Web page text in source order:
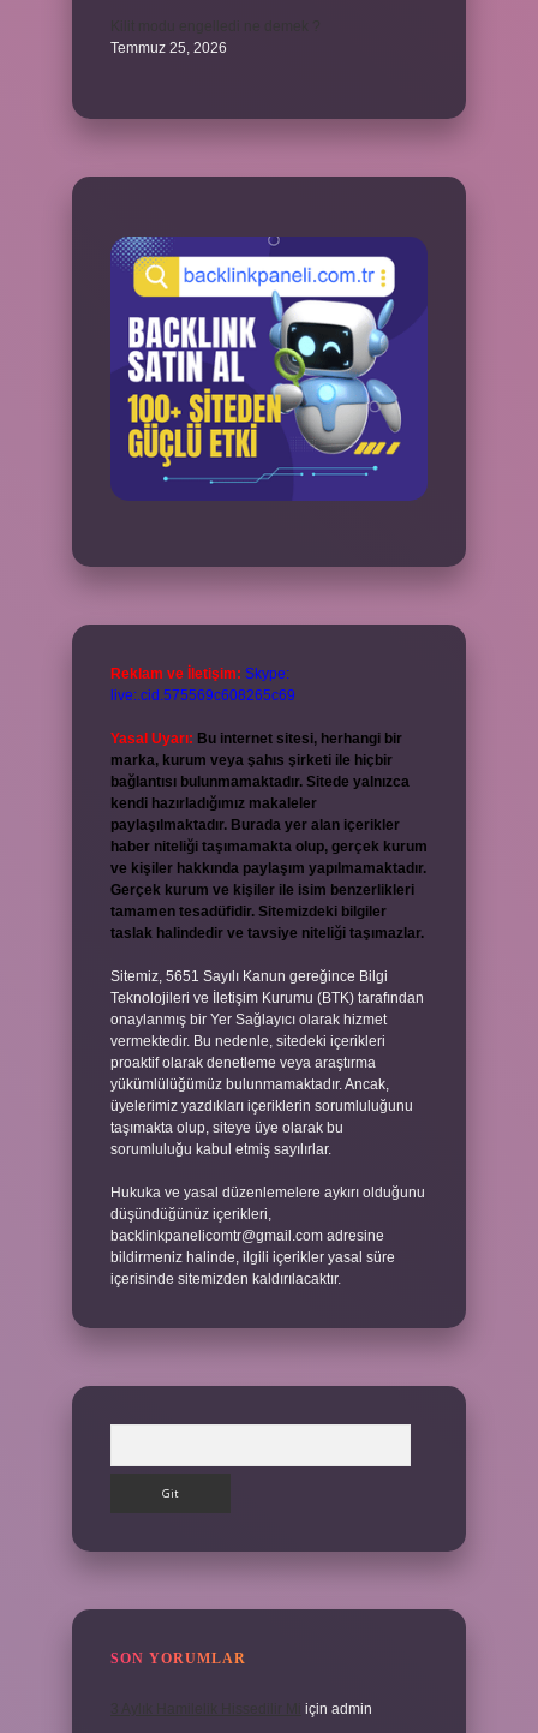
Temmuz 25, 2026
Reklam ve İletişim: Skype:
live:.cid.575569c608265c69
Yasal Uyarı: Bu internet sitesi, herhangi bir
marka, kurum veya şahıs şirketi ile hiçbir
bağlantısı bulunmamaktadır. Sitede yalnızca
kendi hazırladığımız makaleler
paylaşılmaktadır. Burada yer alan içerikler
haber niteliği taşımamakta olup, gerçek kurum
ve kişiler hakkında paylaşım yapılmamaktadır.
Gerçek kurum ve kişiler ile isim benzerlikleri
tamamen tesadüfidir. Sitemizdeki bilgiler
taslak halindedir ve tavsiye niteliği taşımazlar.
Sitemiz, 5651 Sayılı Kanun gereğince Bilgi
Teknolojileri ve İletişim Kurumu (BTK) tarafından
onaylanmış bir Yer Sağlayıcı olarak hizmet
vermektedir. Bu nedenle, sitedeki içerikleri
proaktif olarak denetleme veya araştırma
yükümlülüğümüz bulunmamaktadır. Ancak,
üyelerimiz yazdıkları içeriklerin sorumluluğunu
taşımakta olup, siteye üye olarak bu
sorumluluğu kabul etmiş sayılırlar.
Hukuka ve yasal düzenlemelere aykırı olduğunu
düşündüğünüz içerikleri,
backlinkpanelicomtr@gmail.com adresine
bildirmeniz halinde, ilgili içerikler yasal süre
içerisinde sitemizden kaldırılacaktır.
SON YORUMLAR
için admin